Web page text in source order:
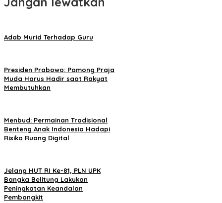
Adab Murid Terhadap Guru
Presiden Prabowo: Pamong Praja
Muda Harus Hadir saat Rakyat
Membutuhkan
Menbud: Permainan Tradisional
Benteng Anak Indonesia Hadapi
Risiko Ruang Digital
Jelang HUT RI Ke-81, PLN UPK
Bangka Belitung Lakukan
Peningkatan Keandalan
Pembangkit